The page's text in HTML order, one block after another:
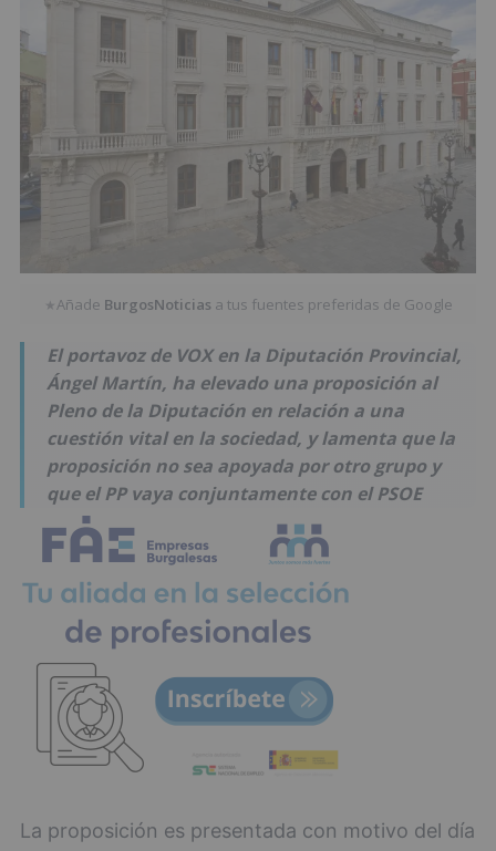
★Añade BurgosNoticias a tus fuentes preferidas de Google
El portavoz de VOX en la Diputación Provincial,
Ángel Martín, ha elevado una proposición al
Pleno de la Diputación en relación a una
cuestión vital en la sociedad, y lamenta que la
proposición no sea apoyada por otro grupo y
que el PP vaya conjuntamente con el PSOE
La proposición es presentada con motivo del día